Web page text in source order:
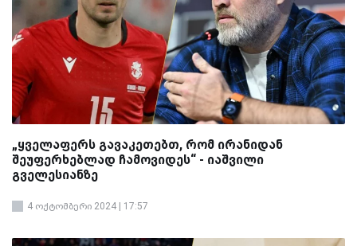
„ყველაფერს გავაკეთებთ, რომ ირანიდან
შეუფერხებლად ჩამოვიდეს“ - იაშვილი
გველესიანზე
4 ოქტომბერი 2024 | 17:57